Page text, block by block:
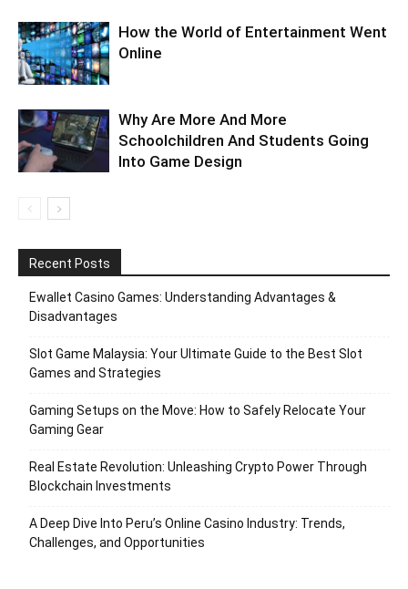
How the World of Entertainment Went
Online
Why Are More And More
Schoolchildren And Students Going
Into Game Design
Recent Posts
Ewallet Casino Games: Understanding Advantages &
Disadvantages
Slot Game Malaysia: Your Ultimate Guide to the Best Slot
Games and Strategies
Gaming Setups on the Move: How to Safely Relocate Your
Gaming Gear
Real Estate Revolution: Unleashing Crypto Power Through
Blockchain Investments
A Deep Dive Into Peru’s Online Casino Industry: Trends,
Challenges, and Opportunities